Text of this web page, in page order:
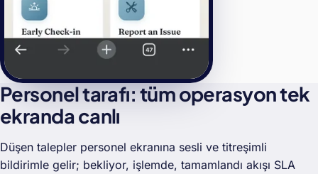
Personel tarafı: tüm operasyon tek
ekranda canlı
Düşen talepler personel ekranına sesli ve titreşimli
bildirimle gelir; bekliyor, işlemde, tamamlandı akışı SLA